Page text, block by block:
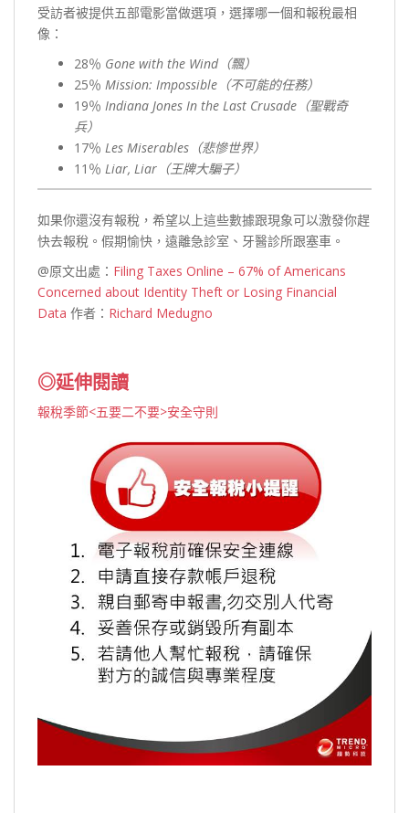
受訪者被提供五部電影當做選項，選擇哪一個和報稅最相
像：
28％ Gone with the Wind（飄）
25％ Mission: Impossible（不可能的任務）
19％ Indiana Jones In the Last Crusade（聖戰奇
兵）
17％ Les Miserables（悲慘世界）
11％ Liar, Liar（王牌大騙子）
如果你還沒有報稅，希望以上這些數據跟現象可以激發你趕
快去報稅。假期愉快，遠離急診室、牙醫診所跟塞車。
@原文出處： Filing Taxes Online – 67% of Americans
Concerned about Identity Theft or Losing Financial
Data 作者： Richard Medugno
◎延伸閱讀
報稅季節<五要二不要>安全守則